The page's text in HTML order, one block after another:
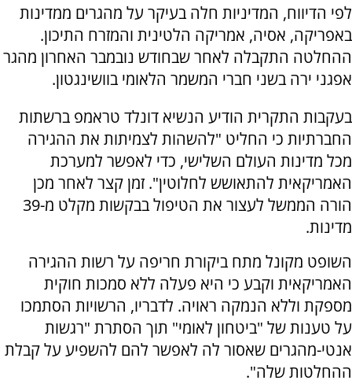
לפי הדיווח, המדיניות חלה בעיקר על מהגרים ממדינות
באפריקה, אסיה, אמריקה הלטינית והמזרח התיכון.
ההחלטה התקבלה לאחר שבחודש נובמבר האחרון מהגר
אפגני ירה בשני חברי המשמר הלאומי בוושינגטון.
בעקבות התקרית הודיע הנשיא דונלד טראמפ ברשתות
החברתיות כי החליט "להשהות לצמיתות את ההגירה
מכל מדינות העולם השלישי, כדי לאפשר למערכת
האמריקאית להתאושש לחלוטין". זמן קצר לאחר מכן
הורה הממשל לעצור את הטיפול בבקשות מקלט מ-39
מדינות.
השופט מקונל מתח ביקורת חריפה על רשות ההגירה
האמריקאית וקבע כי היא פעלה ללא סמכות חוקית
מספקת וללא הנמקה ראויה. לדבריו, הרשויות הסתמכו
על טענות של "ביטחון לאומי" תוך הסתרת "רגשות
אנטי-מהגרים שאסור לה לאפשר להם להשפיע על קבלת
ההחלטות שלה".